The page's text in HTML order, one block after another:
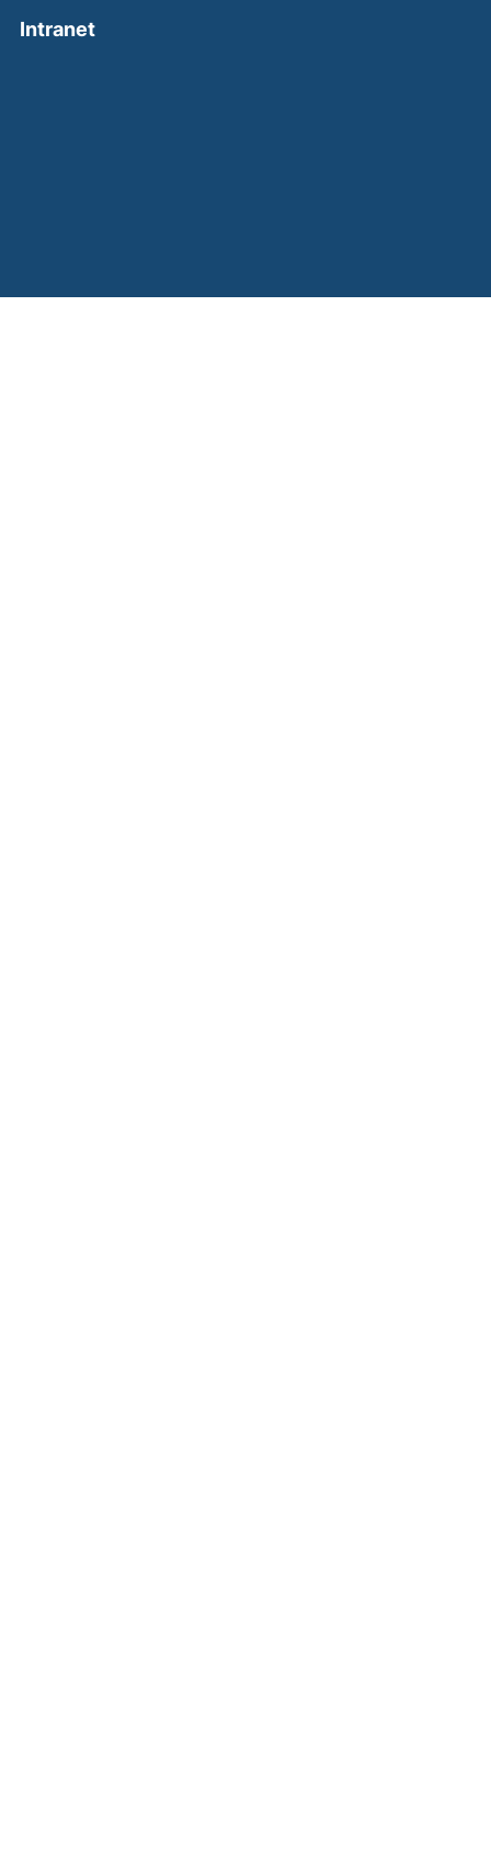
Intranet(external link, opens in a new window)